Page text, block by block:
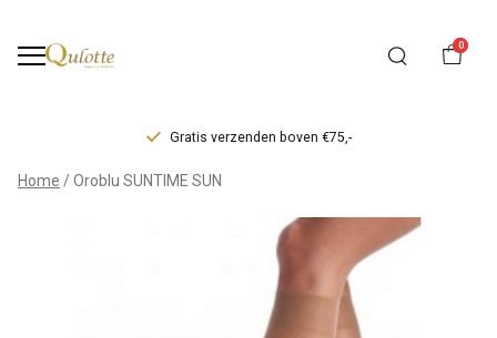
0
Gratis verzenden boven €75,-
Oroblu
Home Oroblu SUNTIME SUN